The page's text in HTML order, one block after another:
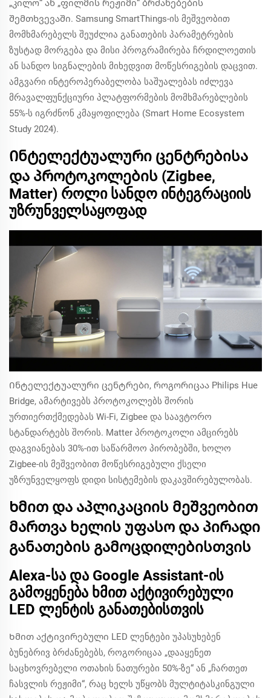
„კილო“ ან „ფილმის რეჟიმი“ ბრძანებების
შემთხვევაში. Samsung SmartThings-ის მეშვეობით
მომხმარებელს შეუძლია განათების პარამეტრების
ზუსტად მორგება და მისი პროგრამირება ჩრდილოეთის
ან სანდო სიგნალების მიხედვით მოწესრიგების დაცვით.
ამგვარი ინტეროპერაბელობა საშუალებას იძლევა
მრავალფუნქციური პლატფორმების მომხმარებლების
55%-ს იგრძნონ კმაყოფილება (Smart Home Ecosystem
Study 2024).
Ინტელექტუალური ცენტრებისა
და პროტოკოლების (Zigbee,
Matter) როლი სანდო ინტეგრაციის
უზრუნველსაყოფად
Ინტელექტუალური ცენტრები, როგორიცაა Philips Hue
Bridge, ამარტივებს პროტოკოლებს შორის
ურთიერთქმედებას Wi-Fi, Zigbee და საავტორო
სტანდარტებს შორის. Matter პროტოკოლი ამცირებს
დაგვიანებას 30%-ით საწარმოო პირობებში, ხოლო
Zigbee-ის მეშვეობით მოწესრიგებული ქსელი
უზრუნველყოფს დიდი სისტემების დაკავშირებულობას.
Ხმით და აპლიკაციის მეშვეობით
მართვა ხელის უფასო და პირადი
განათების გამოცდილებისთვის
Alexa-სა და Google Assistant-ის
გამოყენება ხმით აქტივირებული
LED ლენტის განათებისთვის
Ხმით აქტივირებული LED ლენტები უპასუხებენ
ბუნებრივ ბრძანებებს, როგორიცაა „დააყენეთ
საცხოვრებელი ოთახის ნათურები 50%-ზე“ ან „ჩართეთ
ჩასვლის რეჟიმი“, რაც ხელს უწყობს მულტიტასკინგული